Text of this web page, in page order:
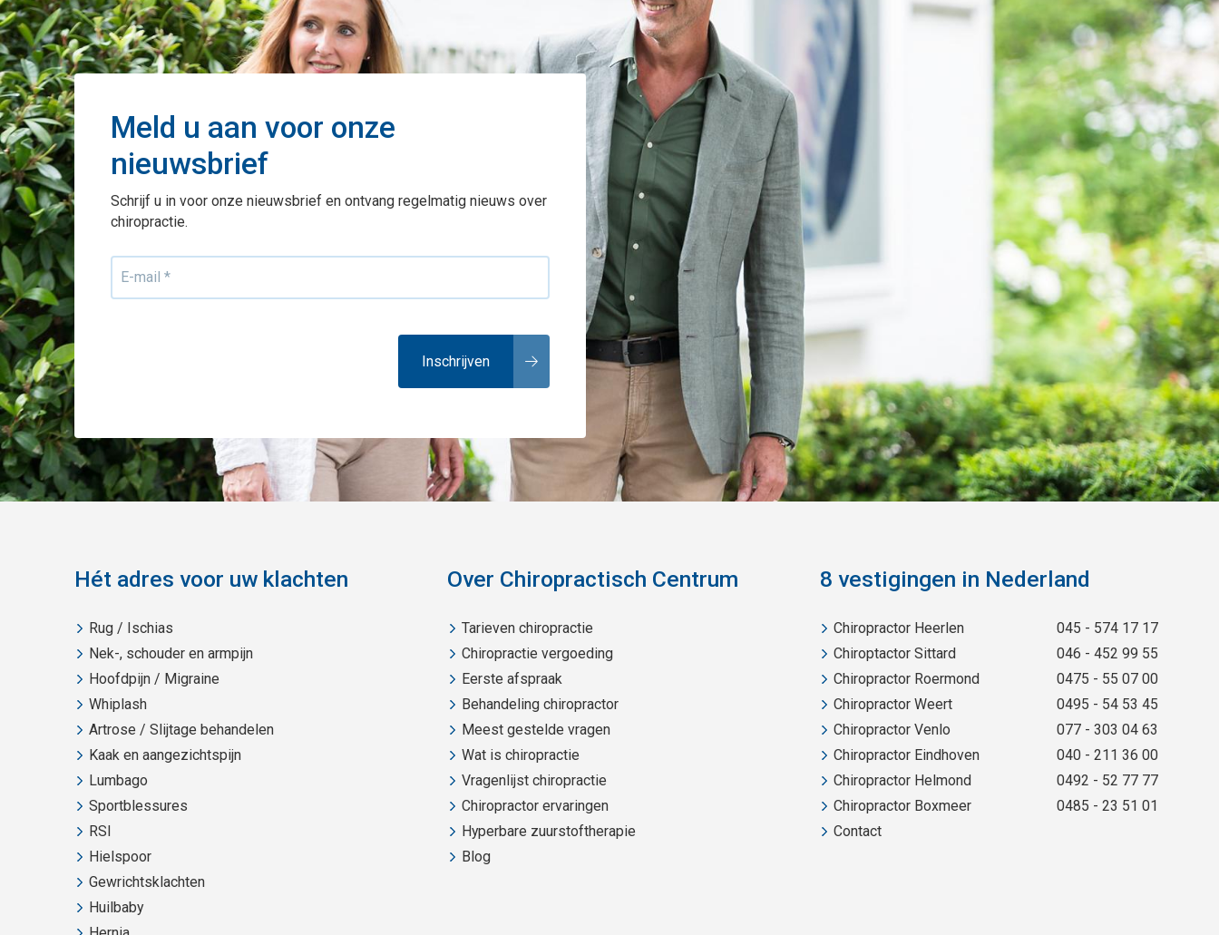
Meld u aan voor onze
nieuwsbrief
Schrijf u in voor onze nieuwsbrief en ontvang regelmatig nieuws over
chiropractie.
Hét adres voor uw klachten
Rug / Ischias
Nek-, schouder en armpijn
Hoofdpijn / Migraine
Whiplash
Artrose / Slijtage behandelen
Kaak en aangezichtspijn
Lumbago
Sportblessures
RSI
Hielspoor
Gewrichtsklachten
Huilbaby
Over Chiropractisch Centrum
Tarieven chiropractie
Chiropractie vergoeding
Eerste afspraak
Behandeling chiropractor
Meest gestelde vragen
Wat is chiropractie
Vragenlijst chiropractie
Chiropractor ervaringen
Hyperbare zuurstoftherapie
Blog
8 vestigingen in Nederland
Chiropractor Heerlen
045 - 574 17 17
Chiroptactor Sittard
046 - 452 99 55
Chiropractor Roermond
0475 - 55 07 00
Chiropractor Weert
0495 - 54 53 45
Chiropractor Venlo
077 - 303 04 63
Chiropractor Eindhoven
040 - 211 36 00
Chiropractor Helmond
0492 - 52 77 77
Chiropractor Boxmeer
0485 - 23 51 01
Contact